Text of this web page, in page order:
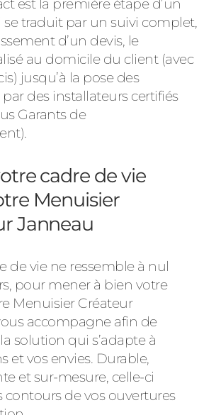
est la première étape d’un
se traduit par un suivi complet,
d’un devis, le
au domicile du client (avec
jusqu’à la pose des
des installateurs certifiés
Garants de
cadre de vie
Menuisier
Janneau
de vie ne ressemble à nul
pour mener à bien votre
Menuisier Créateur
accompagne afin de
solution qui s’adapte à
et vos envies. Durable,
et sur-mesure, celle-ci
contours de vos ouvertures